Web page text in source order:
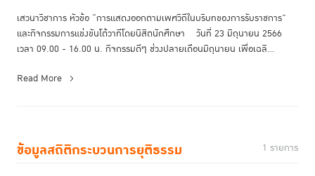
เสวนาวิชาการ หัวข้อ “การแสดงออกตามเพศวิถีในบริบทของการรับราชการ”
และกิจกรรมการแข่งขันโต้วาทีโดยนิสิตนักศึกษา วันที่ 23 มิถุนายน 2566
เวลา 09.00 - 16.00 น. กิจกรรมดีๆ ช่วงปลายเดือนมิถุนายน เพื่อเฉลิ...
Read More
ข้อมูลสถิติกระบวนการยุติธรรม 1 รายการ